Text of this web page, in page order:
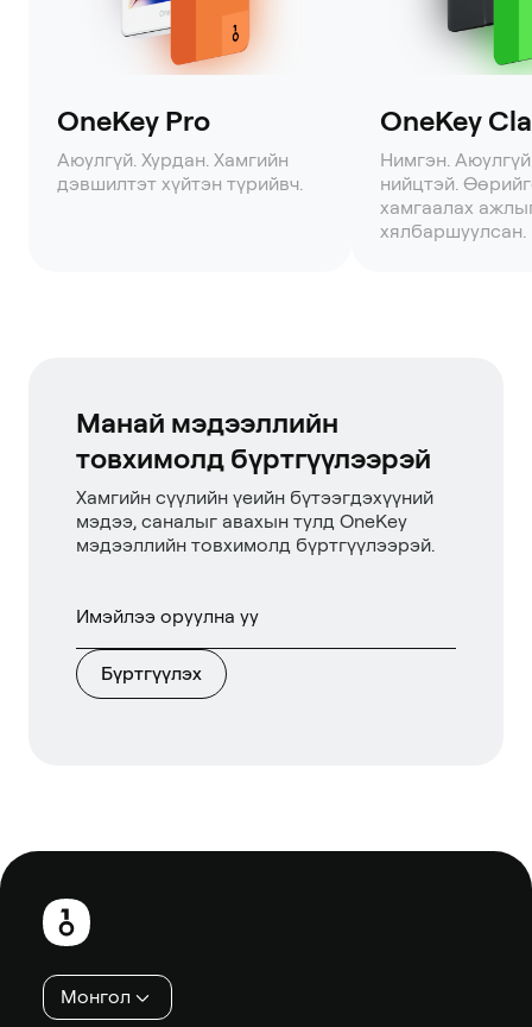
OneKey Pro
Аюулгүй. Хурдан. Хамгийн
дэвшилтэт хүйтэн түрийвч.
OneKey
Нимгэн.
нийцтэй.
хамгаалах
хялбаршуулсан.
Манай мэдээллийн
товхимолд бүртгүүлээрэй
Хамгийн сүүлийн үеийн бүтээгдэхүүний
мэдээ, саналыг авахын тулд OneKey
мэдээллийн товхимолд бүртгүүлээрэй.
Бүртгүүлэх
Хөл
хэсэг
Монгол